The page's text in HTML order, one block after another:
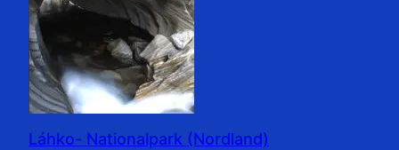
Láhko- Nationalpark (Nordland)